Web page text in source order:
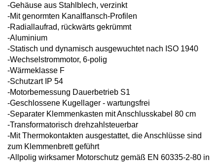
-Gehäuse aus Stahlblech, verzinkt
-Mit genormten Kanalflansch-Profilen
-Radiallaufrad, rückwärts gekrümmt
-Aluminium
-Statisch und dynamisch ausgewuchtet nach ISO 1940
-Wechselstrommotor, 6-polig
-Wärmeklasse F
-Schutzart IP 54
-Motorbemessung Dauerbetrieb S1
-Geschlossene Kugellager - wartungsfrei
-Separater Klemmenkasten mit Anschlusskabel 80 cm
-Transformatorisch drehzahlsteuerbar
-Mit Thermokontakten ausgestattet, dieAnschlüsse sind
zum Klemmenbrettgeführt
-Allpolig wirksamer Motorschutz gemäß EN 60335-2-80 in